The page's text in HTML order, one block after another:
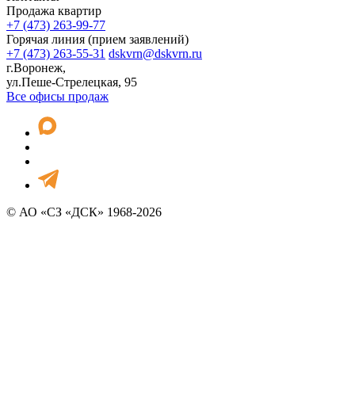
Продажа квартир
+7 (473) 263-99-77
Горячая линия (прием заявлений)
+7 (473) 263-55-31 dskvrn@dskvrn.ru
г.Воронеж,
ул.Пеше-Стрелецкая, 95
Все офисы продаж
© АО «СЗ «ДСК» 1968-2026